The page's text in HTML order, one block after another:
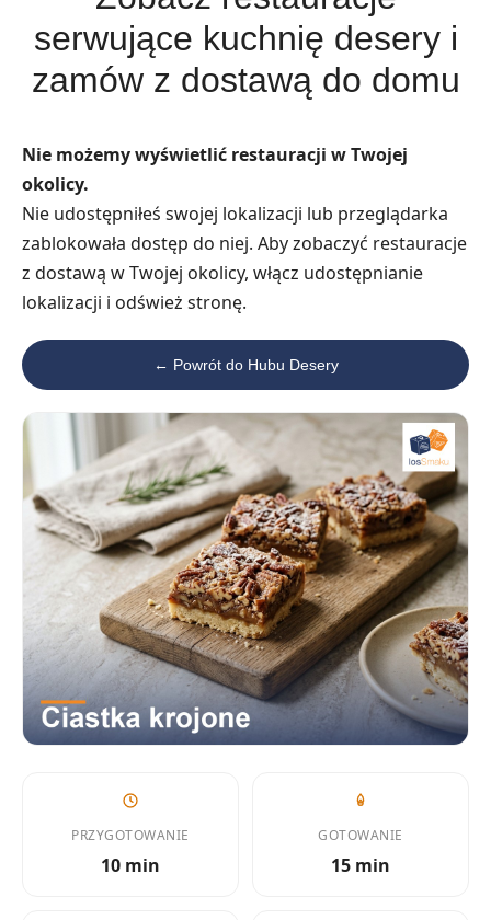
serwujące kuchnię desery i
zamów z dostawą do domu
Nie możemy wyświetlić restauracji w Twojej
okolicy.
Nie udostępniłeś swojej lokalizacji lub przeglądarka
zablokowała dostęp do niej. Aby zobaczyć restauracje
z dostawą w Twojej okolicy, włącz udostępnianie
lokalizacji i odśwież stronę.
← Powrót do Hubu Desery
PRZYGOTOWANIE
10 min
GOTOWANIE
15 min